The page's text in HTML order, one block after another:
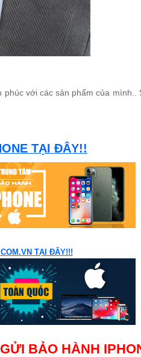
với các sản phẩm của
TẠI ĐÂY!!
TẠI ĐÂY!!!
BẢO HÀNH